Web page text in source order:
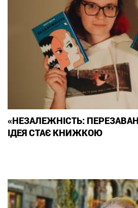
«НЕЗАЛЕЖНІСТЬ:
ІДЕЯ СТАЄ КНИЖКОЮ